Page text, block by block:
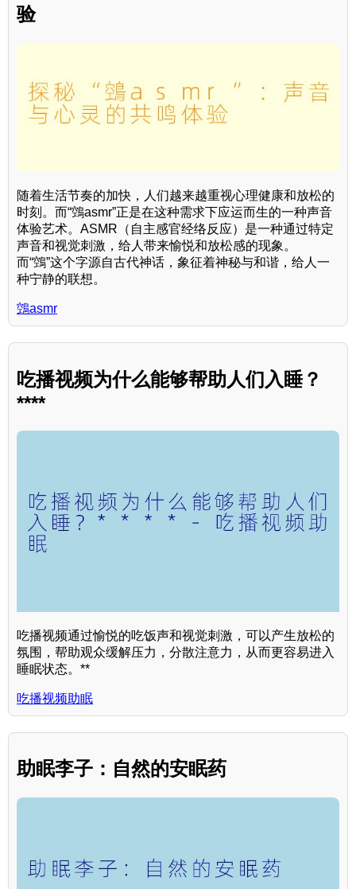
验
随着生活节奏的加快，人们越来越重视心理健康和放松的
时刻。而“鵼asmr”正是在这种需求下应运而生的一种声音
体验艺术。ASMR（自主感官经络反应）是一种通过特定
声音和视觉刺激，给人带来愉悦和放松感的现象。
而“鵼”这个字源自古代神话，象征着神秘与和谐，给人一
种宁静的联想。
鵼asmr
吃播视频为什么能够帮助人们入睡？
****
吃播视频通过愉悦的吃饭声和视觉刺激，可以产生放松的
氛围，帮助观众缓解压力，分散注意力，从而更容易进入
睡眠状态。**
吃播视频助眠
助眠李子：自然的安眠药